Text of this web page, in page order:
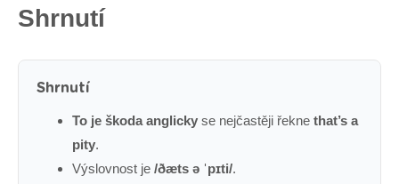
Shrnutí
Shrnutí
To je škoda anglicky se nejčastěji řekne that’s a
pity.
Výslovnost je /ðæts ə ˈpɪti/.